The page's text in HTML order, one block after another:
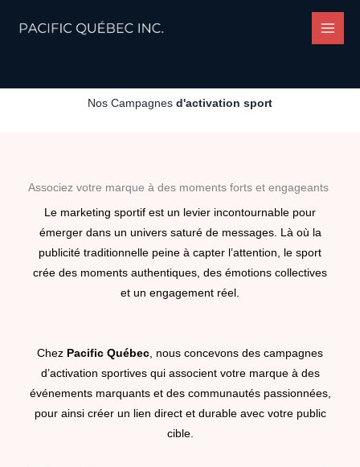
Nos Campagnes d'activation sport
Associez votre marque à des moments forts et engageants
Le marketing sportif est un levier incontournable pour
émerger dans un univers saturé de messages. Là où la
publicité traditionnelle peine à capter l’attention, le sport
crée des moments authentiques, des émotions collectives
et un engagement réel.
Chez Pacific Québec, nous concevons des campagnes
d’activation sportives qui associent votre marque à des
événements marquants et des communautés passionnées,
pour ainsi créer un lien direct et durable avec votre public
cible.